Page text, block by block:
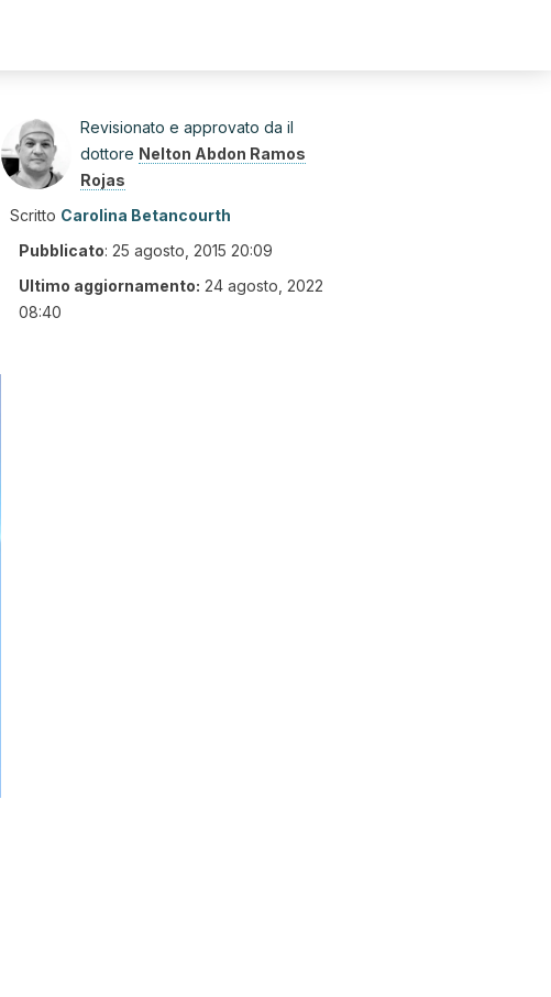
Revisionato e approvato da il
dottore Nelton Abdon Ramos
Rojas
Scritto Carolina Betancourth
Pubblicato: 25 agosto, 2015 20:09
Ultimo aggiornamento: 24 agosto, 2022
08:40